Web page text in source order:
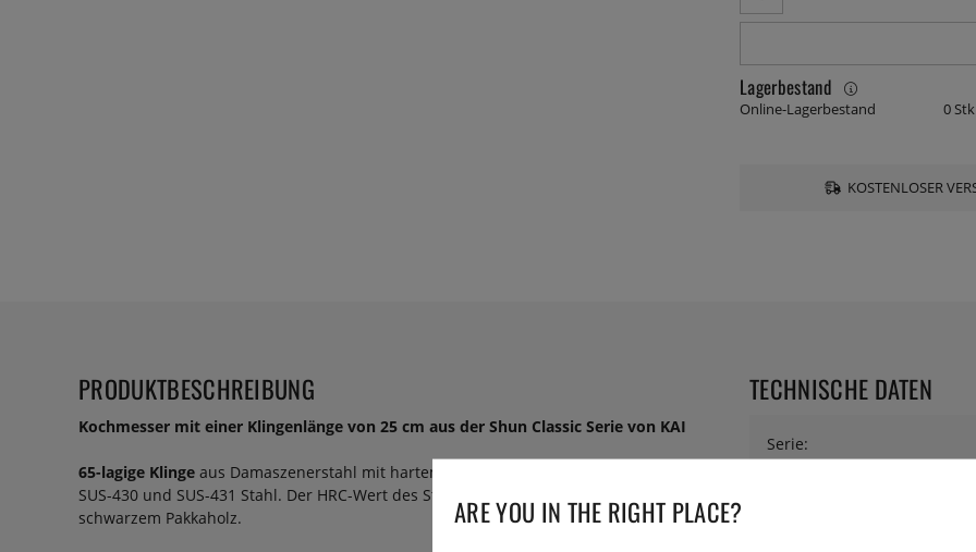
Lagerbestand
Online-Lagerbestand 0
KOSTENLOSER
PRODUKTBESCHREIBUNG
Kochmesser mit einer Klingenlänge von 25 cm aus der Shun Classic Serie von KAI
65-lagige Klinge aus Damaszenerstahl mit hartem VG10 Stahl im Kern und Seiten aus
SUS-430 und SUS-431 Stahl. Der HRC-Wert des Stahls beträgt 60-62. Griff aus
schwarzem Pakkaholz.
TECHNISCHE DATEN
Serie:
ARE YOU IN THE RIGHT PLACE?